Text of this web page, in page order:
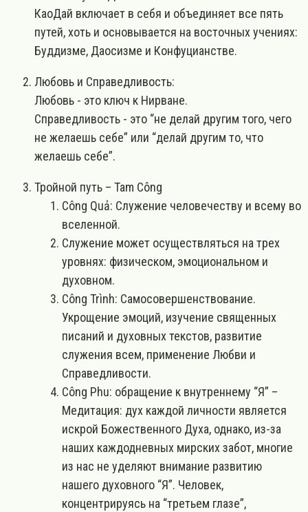
КаоДай включает в себя и объединяет все пять
путей, хоть и основывается на восточных учениях:
Буддизме, Даосизме и Конфуцианстве.
Любовь и Справедливость:
Любовь - это ключ к Нирване.
Справедливость - это “не делай другим того, чего
не желаешь себе” или “делай другим то, что
желаешь себе”.
Тройной путь – Tam Công
Công Quả: Служение человечеству и всему во
вселенной.
Служение может осуществляться на трех
уровнях: физическом, эмоциональном и
духовном.
Công Trình: Самосовершенствование.
Укрощение эмоций, изучение священных
писаний и духовных текстов, развитие
служения всем, применение Любви и
Справедливости.
Công Phu: обращение к внутреннему “Я” –
Медитация: дух каждой личности является
искрой Божественного Духа, однако, из-за
наших каждодневных мирских забот, многие
из нас не уделяют внимание развитию
нашего духовного “Я”. Человек,
концентрируясь на “третьем глазе”,